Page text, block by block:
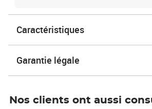
Caractéristiques
Garantie légale
Nos clients ont aussi